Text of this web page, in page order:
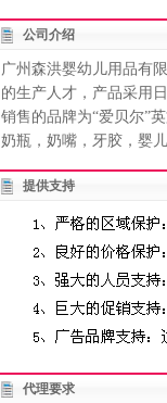
公司介绍
广州森洪婴幼儿用品有
的生产人才，产品采用
销售的品牌为“爱贝尔”
奶瓶，奶嘴，牙胶，婴
提供支持
代理要求